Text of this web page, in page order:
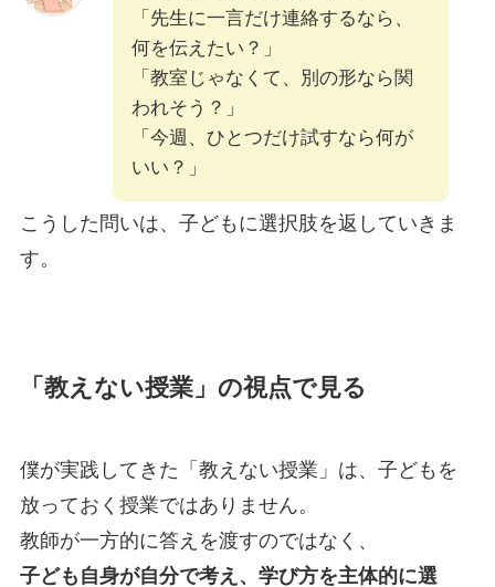
「先生に一言だけ連絡するなら、
何を伝えたい？」
「教室じゃなくて、別の形なら関
われそう？」
「今週、ひとつだけ試すなら何が
いい？」
こうした問いは、子どもに選択肢を返していきま
す。
「教えない授業」の視点で見る
僕が実践してきた「教えない授業」は、子どもを
放っておく授業ではありません。
教師が一方的に答えを渡すのではなく、
子ども自身が自分で考え、学び方を主体的に選